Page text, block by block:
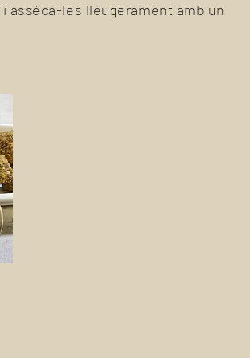
asséca-les lleugerament amb un